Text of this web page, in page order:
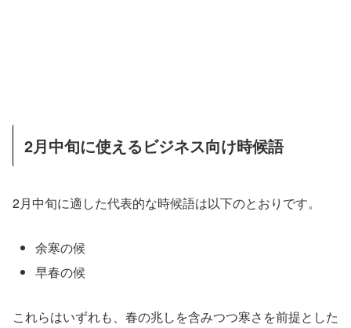
2月中旬に使えるビジネス向け時候語
2月中旬に適した代表的な時候語は以下のとおりです。
余寒の候
早春の候
これらはいずれも、春の兆しを含みつつ寒さを前提とした